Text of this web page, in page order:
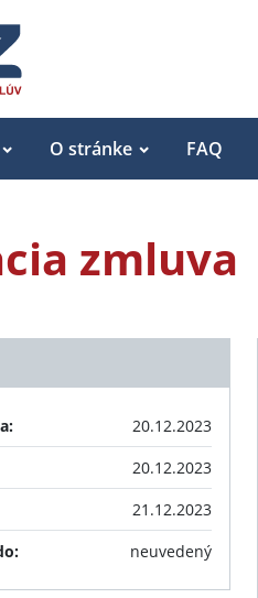
O stránke FAQ
zmluva
20.12.2023
20.12.2023
21.12.2023
neuvedený